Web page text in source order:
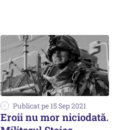
Publicat pe 15 Sep 2021
Eroii nu mor niciodată.